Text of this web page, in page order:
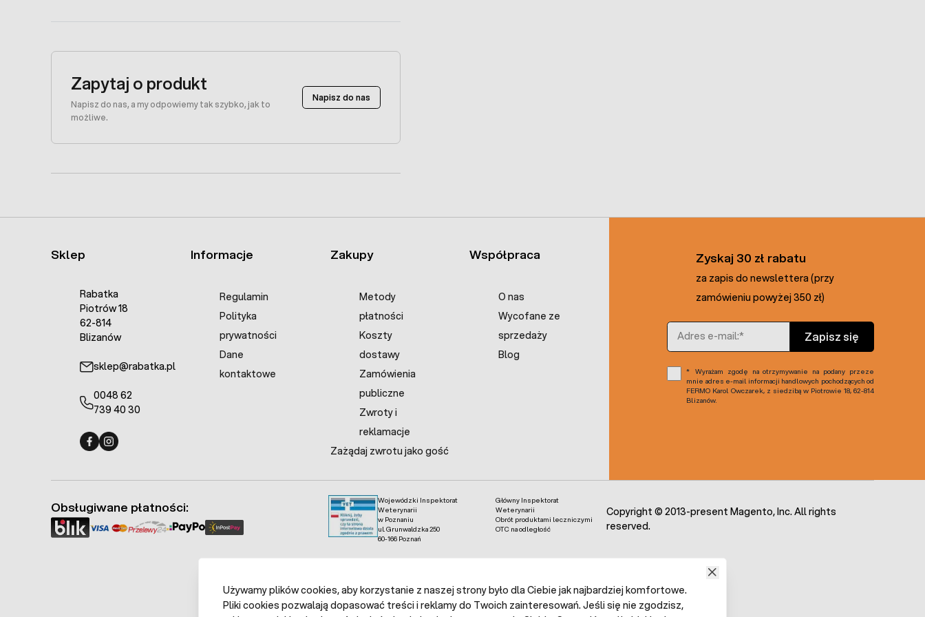
Zapytaj o produkt
Napisz do nas, a my odpowiemy tak szybko, jak to
możliwe.
Napisz do nas
Sklep
Rabatka
Piotrów 18
62-814
Blizanów
sklep@rabatka.pl
0048 62
739 40 30
Informacje
Regulamin
Polityka
prywatności
Dane
kontaktowe
Zakupy
Metody
płatności
Koszty
dostawy
Zamówienia
publiczne
Zwroty i
reklamacje
Zażądaj zwrotu jako gość
Współpraca
O nas
Wycofane ze
sprzedaży
Blog
Zyskaj 30 zł rabatu
za zapis do newslettera (przy
zamówieniu powyżej 350 zł)
Adres e-mail
Zapisz się
Wyrażam zgodę na otrzymywanie na podany przeze
mnie adres e-mail informacji handlowych pochodzących od
FERMO Karol Owczarek, z siedzibą w Piotrowie 18, 62-814
Blizanów.
Wojewódzki Inspektorat
Weterynarii
w Poznaniu
ul. Grunwaldzka 250
60-166 Poznań
Główny Inspektorat
Weterynarii
Obrót produktami leczniczymi
OTC na odległość
Obsługiwane płatności:
Copyright © 2013-present Magento, Inc. All rights
reserved.
Używamy plików cookies, aby korzystanie z naszej strony było dla Ciebie jak najbardziej komfortowe.
Pliki cookies pozwalają dopasować treści i reklamy do Twoich zainteresowań. Jeśli się nie zgodzisz,